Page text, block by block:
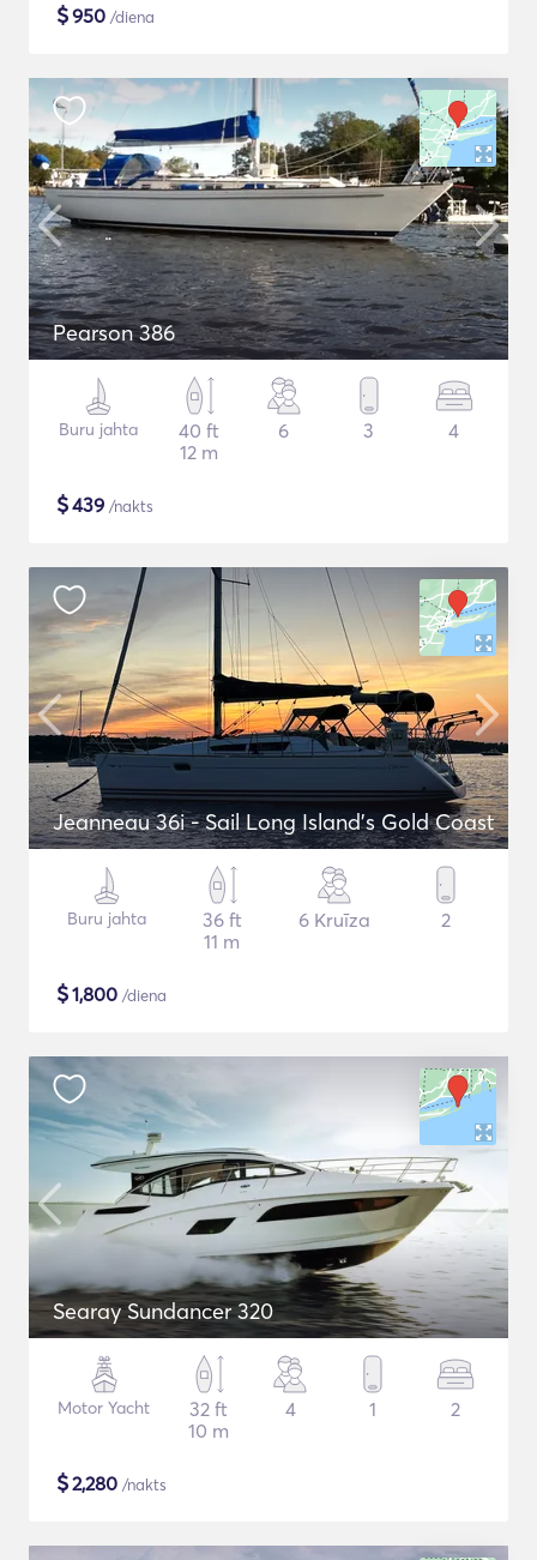
$950 /diena
Pearson 386
Buru jahta
40 ft
12 m
6 3 4
$439 /nakts
Jeanneau 36i - Sail Long Island's Gold Coast
Buru jahta
36 ft
11 m
6 Kruīza 2
$1,800 /diena
Searay Sundancer 320
Motor Yacht
32 ft
10 m
4 1 2
$2,280 /nakts